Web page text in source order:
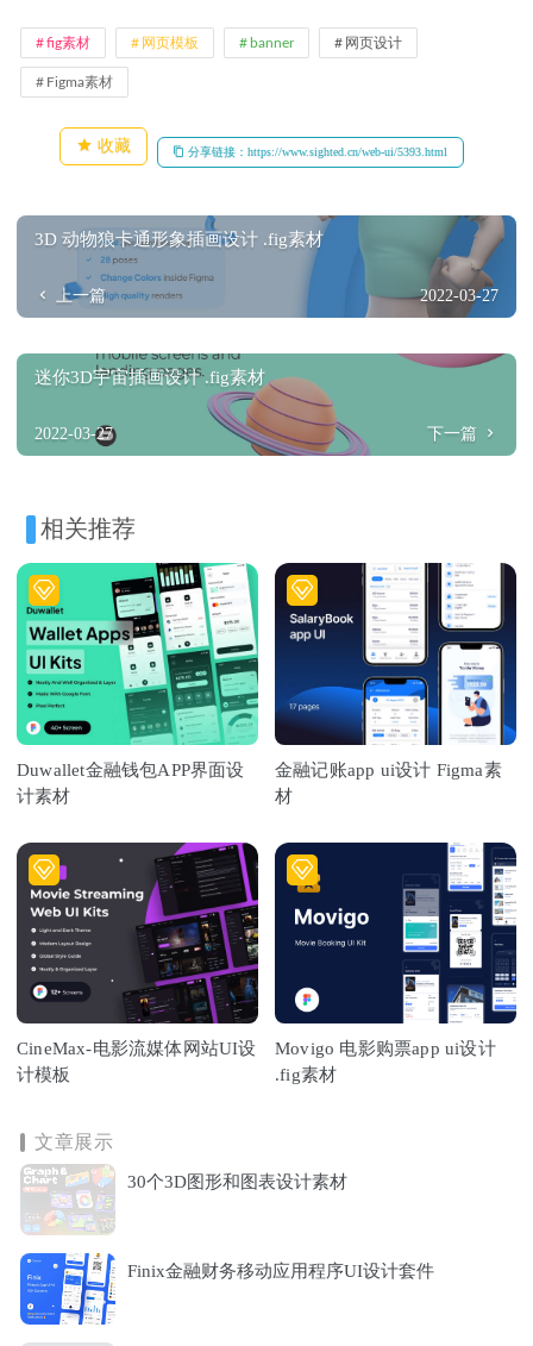
fig素材 网页模板 banner 网页设计
Figma素材
收藏 分享链接：https://www.sighted.cn/web-ui/5393.html
3D 动物狼卡通形象插画设计 .fig素材
上一篇 2022-03-27
迷你3D宇宙插画设计 .fig素材
2022-03-27 下一篇
相关推荐
Duwallet金融钱包APP界面设
计素材
金融记账app ui设计 Figma素
材
CineMax-电影流媒体网站UI设
计模板
Movigo 电影购票app ui设计
.fig素材
文章展示
30个3D图形和图表设计素材
Finix金融财务移动应用程序UI设计套件